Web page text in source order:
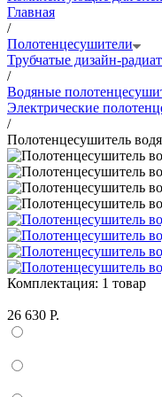
Главная
/
Полотенцесушители
Трубчатые дизайн-
/
Водяные
Электрические
/
Полотенцесушитель
Комплектация: 1 товар
26 630 Р.